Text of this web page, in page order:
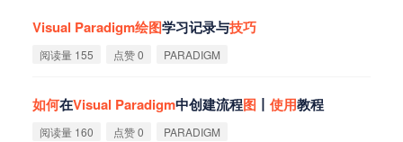
Visual Paradigm绘图学习记录与技巧
阅读量 155 点赞 0 PARADIGM
如何在Visual Paradigm中创建流程图 丨 使用教程
阅读量 160 点赞 0 PARADIGM